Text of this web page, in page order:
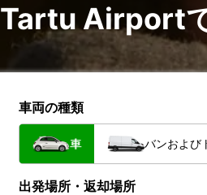
Tartu Airport
車両の種類
車 バンおよび
出発場所・返却場所